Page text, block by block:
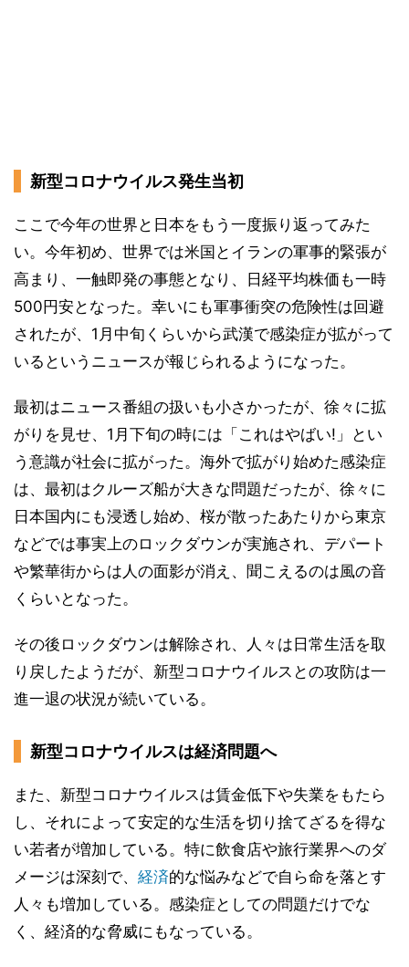
新型コロナウイルス発生当初
ここで今年の世界と日本をもう一度振り返ってみた
い。今年初め、世界では米国とイランの軍事的緊張が
高まり、一触即発の事態となり、日経平均株価も一時
500円安となった。幸いにも軍事衝突の危険性は回避
されたが、1月中旬くらいから武漢で感染症が拡がって
いるというニュースが報じられるようになった。
最初はニュース番組の扱いも小さかったが、徐々に拡
がりを見せ、1月下旬の時には「これはやばい!」とい
う意識が社会に拡がった。海外で拡がり始めた感染症
は、最初はクルーズ船が大きな問題だったが、徐々に
日本国内にも浸透し始め、桜が散ったあたりから東京
などでは事実上のロックダウンが実施され、デパート
や繁華街からは人の面影が消え、聞こえるのは風の音
くらいとなった。
その後ロックダウンは解除され、人々は日常生活を取
り戻したようだが、新型コロナウイルスとの攻防は一
進一退の状況が続いている。
新型コロナウイルスは経済問題へ
また、新型コロナウイルスは賃金低下や失業をもたら
し、それによって安定的な生活を切り捨てざるを得な
い若者が増加している。特に飲食店や旅行業界へのダ
メージは深刻で、 経済的な悩みなどで自ら命を落とす
人々も増加している。感染症としての問題だけでな
く、経済的な脅威にもなっている。